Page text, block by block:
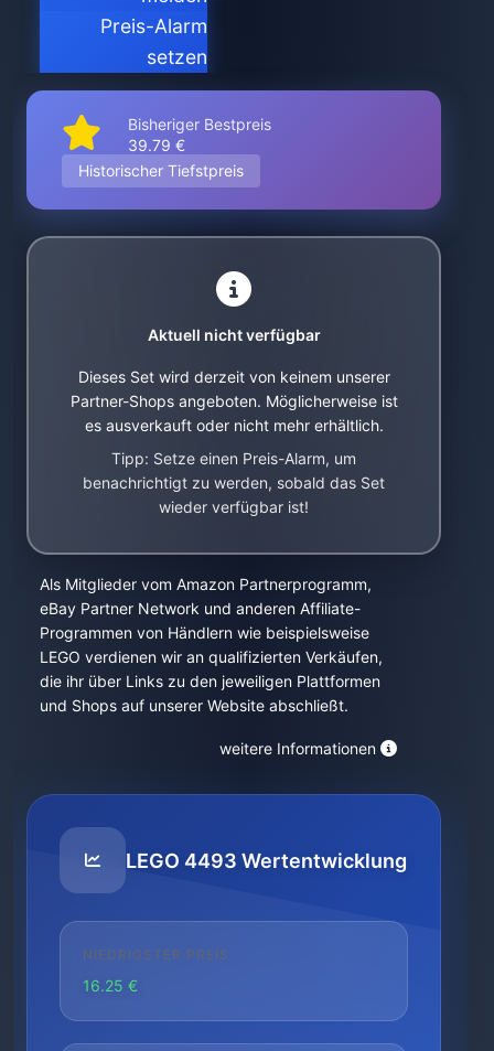
Preis-Alarm
setzen
Bisheriger Bestpreis
39.79 €
Historischer Tiefstpreis
Aktuell nicht verfügbar
Dieses Set wird derzeit von keinem unserer
Partner-Shops angeboten. Möglicherweise ist
es ausverkauft oder nicht mehr erhältlich.
Tipp: Setze einen Preis-Alarm, um
benachrichtigt zu werden, sobald das Set
wieder verfügbar ist!
Als Mitglieder vom Amazon Partnerprogramm,
eBay Partner Network und anderen Affiliate-
Programmen von Händlern wie beispielsweise
LEGO verdienen wir an qualifizierten Verkäufen,
die ihr über Links zu den jeweiligen Plattformen
und Shops auf unserer Website abschließt.
weitere Informationen
LEGO 4493 Wertentwicklung
NIEDRIGSTER PREIS
16.25 €